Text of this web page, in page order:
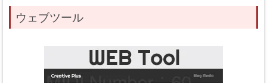
ウェブツール